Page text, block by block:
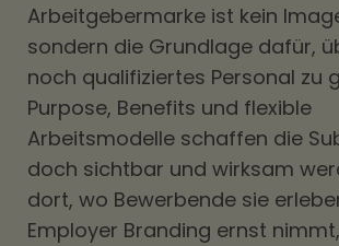
Arbeitgebermarke ist kein
sondern die Grundlage dafür,
noch qualifiziertes Personal zu
Purpose, Benefits und flexible
Arbeitsmodelle schaffen die
doch sichtbar und wirksam
dort, wo Bewerbende sie
Employer Branding ernst